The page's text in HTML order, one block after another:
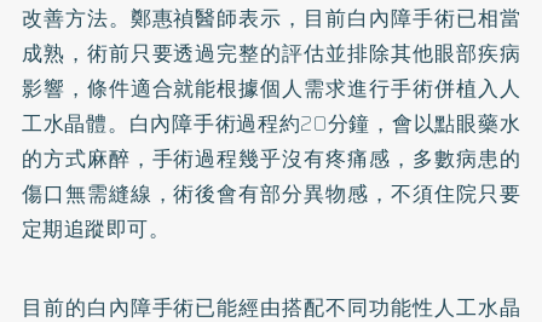
改善方法。鄭惠禎醫師表示，目前白內障手術已相當
成熟，術前只要透過完整的評估並排除其他眼部疾病
影響，條件適合就能根據個人需求進行手術併植入人
工水晶體。白內障手術過程約20分鐘，會以點眼藥水
的方式麻醉，手術過程幾乎沒有疼痛感，多數病患的
傷口無需縫線，術後會有部分異物感，不須住院只要
定期追蹤即可。
目前的白內障手術已能經由搭配不同功能性人工水晶